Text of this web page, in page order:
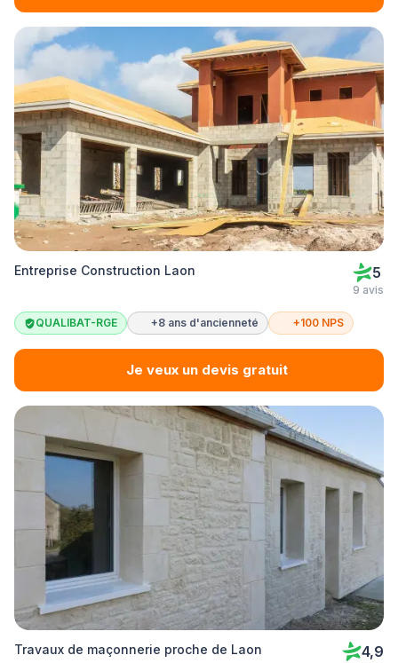
Entreprise Construction Laon 5
9 avis
QUALIBAT-RGE +8 ans d'ancienneté +100 NPS
Je veux un devis gratuit
Travaux de maçonnerie proche de Laon 4,9